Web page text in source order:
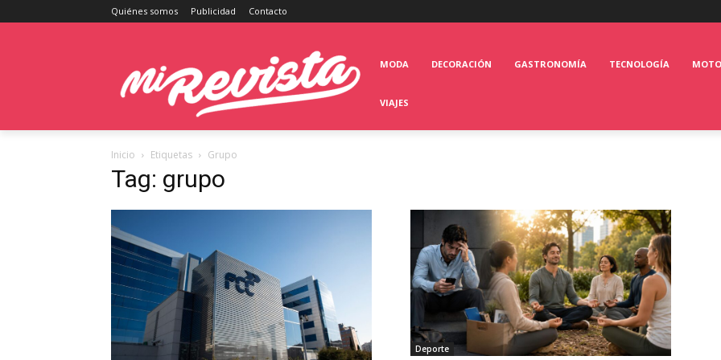
Quiénes somos Publicidad Contacto
MODA DECORACIÓN GASTRONOMÍA TECNOLOGÍA
VIAJES
Inicio Etiquetas Grupo
Tag: grupo
Deporte